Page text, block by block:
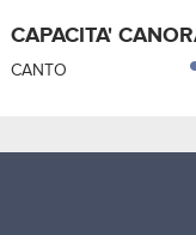
CAPACITA'
CANTO